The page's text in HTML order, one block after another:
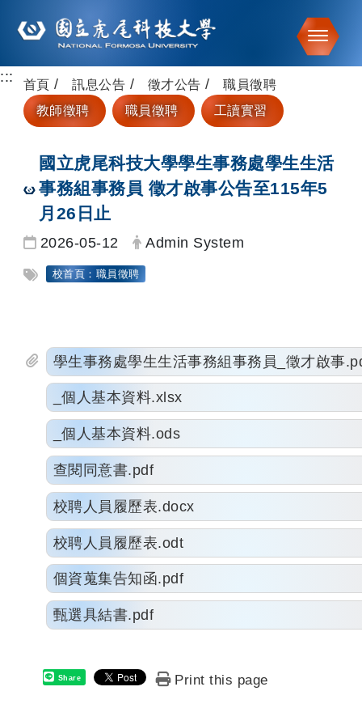
跳到主要內容
::: 首頁 訊息公告 徵才公告
職員徵聘
教師徵聘
職員徵聘 工讀實習
國立虎尾科技大學學生事務處學生生活
事務組事務員 徵才啟事公告至115年5
月26日止
日期：
2026-05-12 發布者：
Admin System
標籤：
校首頁：職員徵聘
學生事務處學生生活事務組事務員_徵才啟事
_個人基本資料.xlsx
_個人基本資料.ods
查閱同意書.pdf
校聘人員履歷表.docx
校聘人員履歷表.odt
個資蒐集告知函.pdf
甄選具結書.pdf
Share Print this page